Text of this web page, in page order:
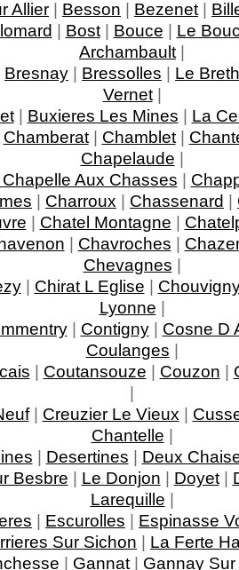
Allier | Besson | Bezenet |
| Bost| Bouce | Le
Archambault |
Bresnay | Bressolles | Le
Vernet|
| Buxieres Les Mines | La
Chamberat| Chamblet|
Chapelaude |
Aux Chasses |
| Charroux | Chassenard |
| Chatel Montagne |
| Chavroches |
Chevagnes |
| Chirat L Eglise |
Lyonne |
| Contigny| Cosne D
Coulanges |
| Coutansouze | Couzon |
|
| Creuzier Le Vieux |
Chantelle |
| Desertines | Deux
Besbre | Le Donjon | Doyet|
Larequille |
| Escurolles | Espinasse
Sur Sichon | La Ferte
| Gannat| Gannay